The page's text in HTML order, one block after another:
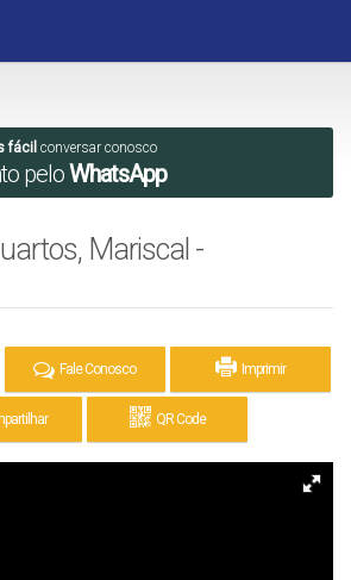
fácil conversar conosco
peloWhatsApp
Mariscal -
Fale Conosco Imprimir
QR Code